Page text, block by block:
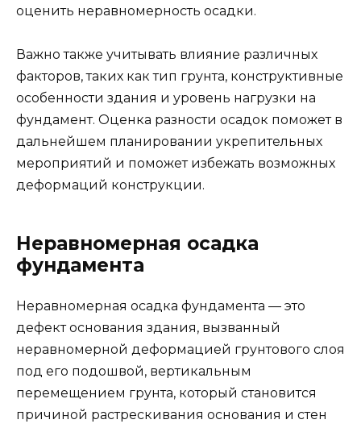
оценить неравномерность осадки.
Важно также учитывать влияние различных
факторов, таких как тип грунта, конструктивные
особенности здания и уровень нагрузки на
фундамент. Оценка разности осадок поможет в
дальнейшем планировании укрепительных
мероприятий и поможет избежать возможных
деформаций конструкции.
Неравномерная осадка
фундамента
Неравномерная осадка фундамента — это
дефект основания здания, вызванный
неравномерной деформацией грунтового слоя
под его подошвой, вертикальным
перемещением грунта, который становится
причиной растрескивания основания и стен